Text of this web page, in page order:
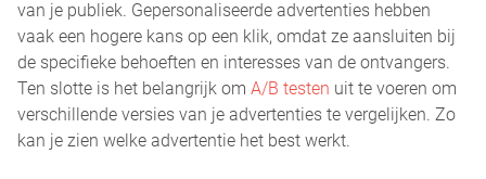
van je publiek. Gepersonaliseerde advertenties hebben
vaak een hogere kans op een klik, omdat ze aansluiten bij
de specifieke behoeften en interesses van de ontvangers.
Ten slotte is het belangrijk om A/B testen uit te voeren om
verschillende versies van je advertenties te vergelijken. Zo
kan je zien welke advertentie het best werkt.